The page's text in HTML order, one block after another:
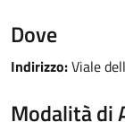
Dove
Indirizzo:Viale
Modalità di